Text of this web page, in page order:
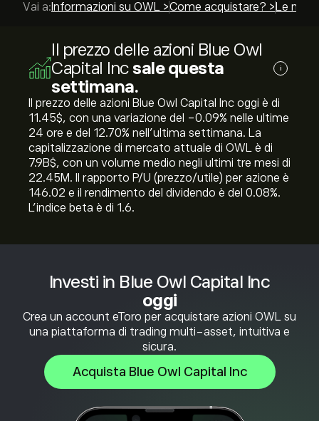
Investi in Blue Owl Capital Inc
oggi
Crea un account eToro per acquistare azioni OWL su
una piattaforma di trading multi-asset, intuitiva e
sicura.
Acquista Blue Owl Capital Inc
Vai a: Informazioni su OWL >Come acquistare? > Le
Il prezzo delle azioni Blue Owl
Capital Incsale questa
settimana.
i
Il prezzo delle azioni Blue Owl Capital Inc oggi è di
11.45‎$‎, con una variazione del ‎-0.09‎% nelle ultime
24 ore e del ‎12.70‎% nell'ultima settimana. La
capitalizzazione di mercato attuale di OWL è di
7.9B‎$‎, con un volume medio negli ultimi tre mesi di
22.45M. Il rapporto P/U (prezzo/utile) per azione è
146.02 e il rendimento del dividendo è del 0.08%.
L'indice beta è di 1.6.